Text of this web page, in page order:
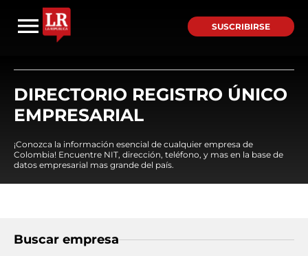
SUSCRIBIRSE
DIRECTORIO REGISTRO ÚNICO
EMPRESARIAL
¡Conozca la información esencial de cualquier empresa de
Colombia! Encuentre NIT, dirección, teléfono, y mas en la base de
datos empresarial mas grande del país.
Buscar empresa